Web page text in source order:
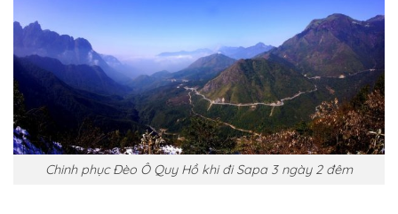
Chinh phục Đèo Ô Quy Hồ khi đi Sapa 3 ngày 2 đêm